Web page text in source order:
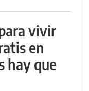
vivir
en
hay que